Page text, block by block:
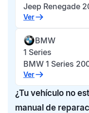
Jeep Renegade
Ver
BMW
1 Series
BMW 1 Series
Ver
¿Tu vehículo no
manual de